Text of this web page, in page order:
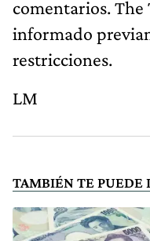
comentarios.
informado
restricciones.
LM
TAMBIÉN TE PUEDE